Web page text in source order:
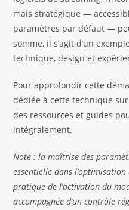
mais stratégique —
paramètres par défaut —
somme, il s’agit d’un
technique, design et
Pour approfondir cette
dédiée à cette technique
des ressources et guides
intégralement.
Note : la maîtrise des
essentielle dans
pratique de l’activation du
accompagnée d’un contrôle